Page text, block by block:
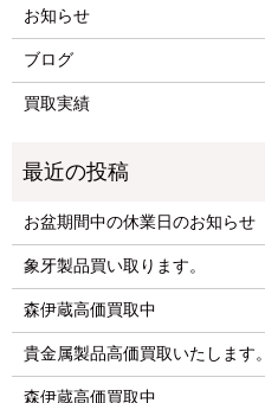
お知らせ
ブログ
買取実績
お盆期間中の休業日のお知らせ
象牙製品買い取ります。
森伊蔵高価買取中
貴金属製品高価買取いたします。
森伊蔵高価買取中